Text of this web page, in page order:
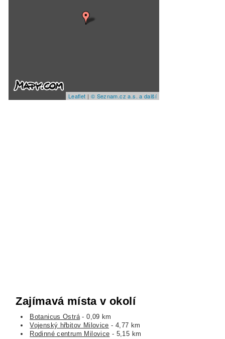
Leaflet | © Seznam.cz a.s. a další
Zajímavá místa v okolí
Botanicus Ostrá - 0,09 km
Vojenský hřbitov Milovice - 4,77 km
Rodinné centrum Milovice - 5,15 km